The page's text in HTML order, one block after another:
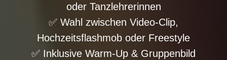
oder Tanzlehrerinnen
✅ Wahl zwischen Video-Clip,
Hochzeitsflashmob oder Freestyle
✅ Inklusive Warm-Up & Gruppenbild